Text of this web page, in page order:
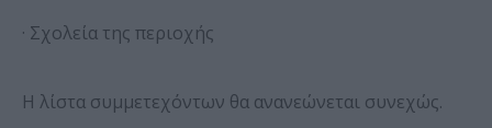
· Σχολεία της περιοχής
H λίστα συμμετεχόντων θα ανανεώνεται συνεχώς.